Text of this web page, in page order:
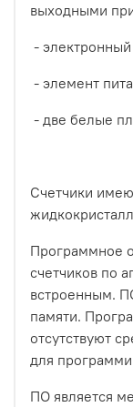
выходными
-
- элемент
- две белые
Счетчики
Программное
счетчиков по
встроенным.
памяти.
отсутствуют
для
ПО является